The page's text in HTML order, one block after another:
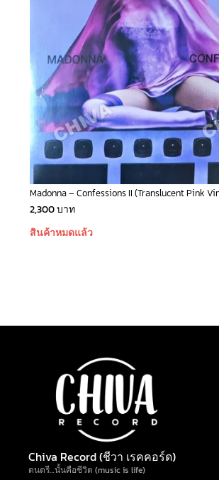
Madonna – Confessions II (Translucent Pink
2,300บาท
สินค้าหมดแล้ว
Chiva Record (ชีวา เรคคอร์ด)
ดนตรี…นั้นคือชีวิต (music is life)